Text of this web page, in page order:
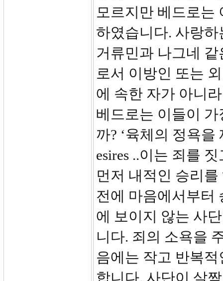
모르지만 베드로는
하였습니다. 사랑
거류민과 나그네 같
로서 이방인 또는
에 속한 자가 아니
베드로는 이들이
까? ‘육체의 정욕을
esires ..이는 죄를
먼저 내적인 승리
전에 마음에서부터
에 보이지 않는 사
니다. 죄의 소욕을
음에는 작고 반복
합니다. 사단이 살